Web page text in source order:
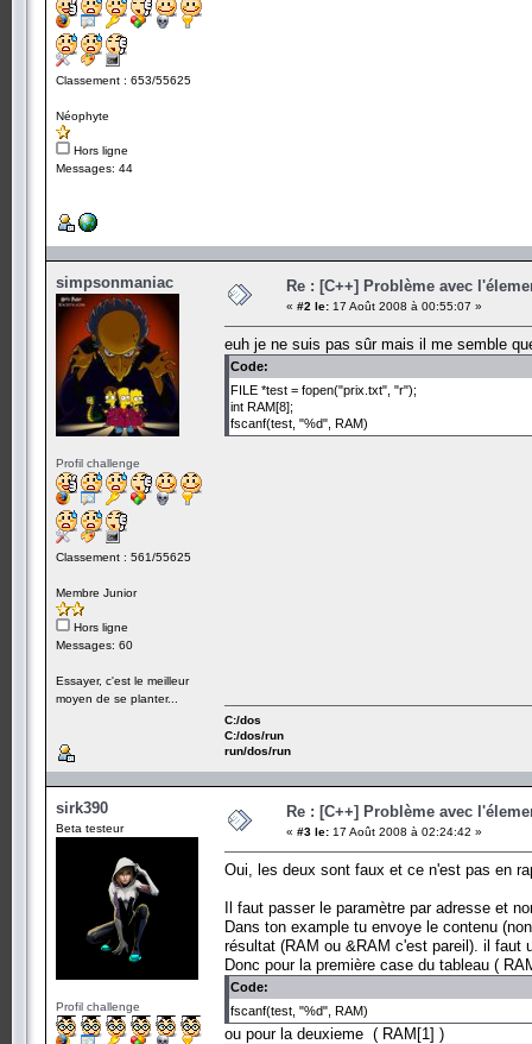
Classement : 653/55625
Néophyte
Hors ligne
Messages: 44
simpsonmaniac
Profil challenge
Classement : 561/55625
Membre Junior
Hors ligne
Messages: 60
Essayer, c'est le meilleur
moyen de se planter...
Re : [C++] Problème avec
« #2 le: 17 Août 2008 à 00:55:07 »
euh je ne suis pas sûr mais il me semble
Code:
FILE *test = fopen("prix.txt", "r");
int RAM[8];
fscanf(test, "%d", RAM)
C:/dos
C:/dos/run
run/dos/run
sirk390
Beta testeur
Profil challenge
Re : [C++] Problème avec
« #3 le: 17 Août 2008 à 02:24:42 »
Oui, les deux sont faux et ce n'est pas en
Il faut passer le paramètre par adresse et
Dans ton example tu envoye le contenu
résultat (RAM ou &RAM c'est pareil). il faut
Donc pour la première case du tableau (
Code:
fscanf(test, "%d", RAM)
ou pour la deuxieme ( RAM[1] )